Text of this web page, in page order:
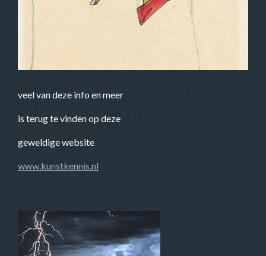
veel van deze info en meer
is terug te vinden op deze
geweldige website
www.kunstkennis.nl